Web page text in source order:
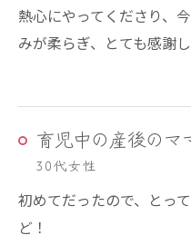
熱心にやってくださり、
みが柔らぎ、とても感謝し
育児中の産後のマ
30代女性
初めてだったので、とっ
ど！